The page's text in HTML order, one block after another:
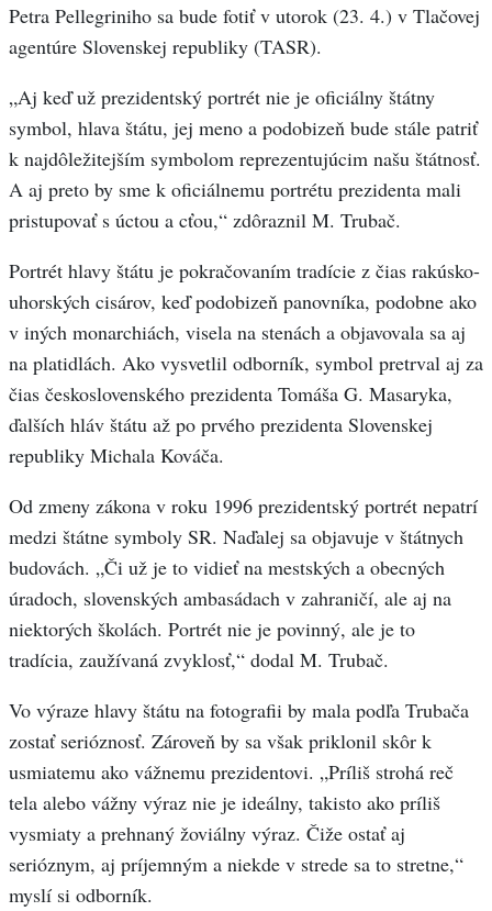
Petra Pellegriniho sa bude fotiť v utorok (23. 4.) v Tlačovej
agentúre Slovenskej republiky (TASR).
„Aj keď už prezidentský portrét nie je oficiálny štátny
symbol, hlava štátu, jej meno a podobizeň bude stále patriť
k najdôležitejším symbolom reprezentujúcim našu štátnosť.
A aj preto by sme k oficiálnemu portrétu prezidenta mali
pristupovať s úctou a cťou,“ zdôraznil M. Trubač.
Portrét hlavy štátu je pokračovaním tradície z čias rakúsko-
uhorských cisárov, keď podobizeň panovníka, podobne ako
v iných monarchiách, visela na stenách a objavovala sa aj
na platidlách. Ako vysvetlil odborník, symbol pretrval aj za
čias československého prezidenta Tomáša G. Masaryka,
ďalších hláv štátu až po prvého prezidenta Slovenskej
republiky Michala Kováča.
Od zmeny zákona v roku 1996 prezidentský portrét nepatrí
medzi štátne symboly SR. Naďalej sa objavuje v štátnych
budovách. „Či už je to vidieť na mestských a obecných
úradoch, slovenských ambasádach v zahraničí, ale aj na
niektorých školách. Portrét nie je povinný, ale je to
tradícia, zaužívaná zvyklosť,“ dodal M. Trubač.
Vo výraze hlavy štátu na fotografii by mala podľa Trubača
zostať serióznosť. Zároveň by sa však priklonil skôr k
usmiatemu ako vážnemu prezidentovi. „Príliš strohá reč
tela alebo vážny výraz nie je ideálny, takisto ako príliš
vysmiaty a prehnaný žoviálny výraz. Čiže ostať aj
serióznym, aj príjemným a niekde v strede sa to stretne,“
myslí si odborník.